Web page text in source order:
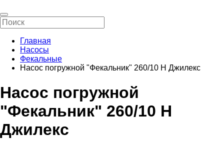
Главная
Насосы
Фекальные
Насос погружной "Фекальник" 260/10 Н Джилекс
Насос погружной
"Фекальник" 260/10 Н
Джилекс